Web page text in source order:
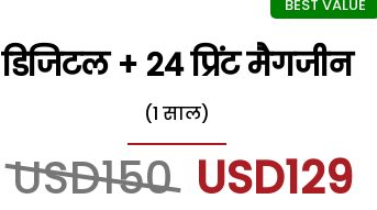
डिजिटल + 24 प्रिंट मैगजीन
(1 साल)
USD150 USD129